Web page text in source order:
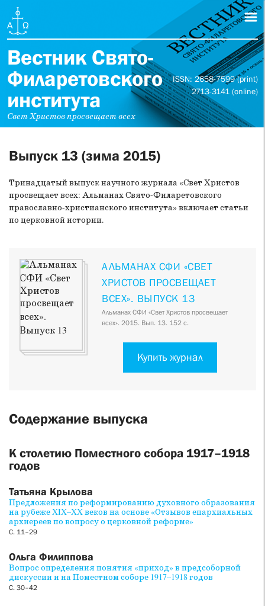
Вестник Свято-
Филаретовского
института
Свет Христов просвещает всех
ISSN: 2658-7599 (print)
2713-3141 (online)
Выпуск 13 (зима 2015)
Тринадцатый выпуск научного журнала «Свет Христов
просвещает всех: Альманах Свято-Филаретовского
православно-христианского института» включает статьи
по церковной истории.
АЛЬМАНАХ СФИ «СВЕТ
ХРИСТОВ ПРОСВЕЩАЕТ
ВСЕХ». ВЫПУСК 13
Альманах СФИ «Свет Христов просвещает
всех». 2015. Вып. 13. 152 с.
Купить журнал
Содержание выпуска
К столетию Поместного собора 1917–1918
годов
Татьяна Крылова
Предложения по реформированию духовного образования
на рубеже XIX–XX веков на основе «Отзывов епархиальных
архиереев по вопросу о церковной реформе»
С. 11–29
Ольга Филиппова
Вопрос определения понятия «приход» в предсоборной
дискуссии и на Поместном соборе 1917–1918 годов
С. 30–42